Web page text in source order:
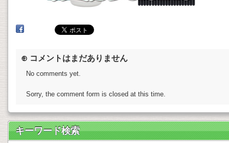
⊕ コメントはまだありません
No comments yet.
Sorry, the comment form is closed at this time.
キーワード検索